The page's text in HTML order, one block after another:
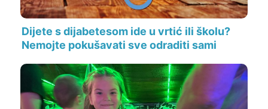
Dijete s dijabetesom ide u vrtić ili školu?
Nemojte pokušavati sve odraditi sami